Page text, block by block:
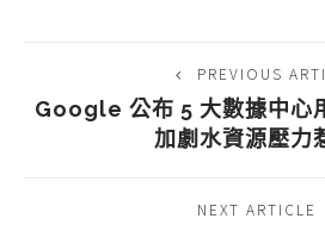
PREVIOUS
Google 公布 5 大數據中
加劇水資源壓力
NEXT ARTICLE